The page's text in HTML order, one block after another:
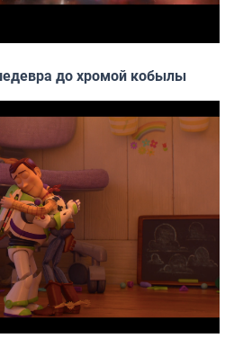
до хромой кобылы